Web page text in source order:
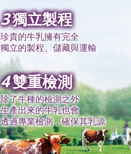
3獨立製程
珍貴的牛乳擁有完全
獨立的製程、儲藏與運輸
4雙重檢測
除了牛種的檢測之外
生產出來的牛乳也會
透過專業檢測，確保其乳源